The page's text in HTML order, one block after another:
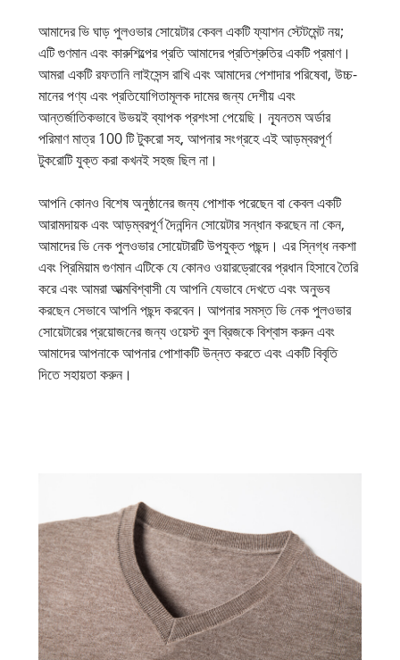
আমাদের ভি ঘাড় পুলওভার সোয়েটার কেবল একটি ফ্যাশন স্টেটমেন্ট নয়;
এটি গুণমান এবং কারুশিল্পের প্রতি আমাদের প্রতিশ্রুতির একটি প্রমাণ।
আমরা একটি রফতানি লাইসেন্স রাখি এবং আমাদের পেশাদার পরিষেবা, উচ্চ-
মানের পণ্য এবং প্রতিযোগিতামূলক দামের জন্য দেশীয় এবং
আন্তর্জাতিকভাবে উভয়ই ব্যাপক প্রশংসা পেয়েছি। ন্যূনতম অর্ডার
পরিমাণ মাত্র 100 টি টুকরো সহ, আপনার সংগ্রহে এই আড়ম্বরপূর্ণ
টুকরোটি যুক্ত করা কখনই সহজ ছিল না।
আপনি কোনও বিশেষ অনুষ্ঠানের জন্য পোশাক পরেছেন বা কেবল একটি
আরামদায়ক এবং আড়ম্বরপূর্ণ দৈনন্দিন সোয়েটার সন্ধান করছেন না কেন,
আমাদের ভি নেক পুলওভার সোয়েটারটি উপযুক্ত পছন্দ। এর স্নিগ্ধ নকশা
এবং প্রিমিয়াম গুণমান এটিকে যে কোনও ওয়ারড্রোবের প্রধান হিসাবে তৈরি
করে এবং আমরা আত্মবিশ্বাসী যে আপনি যেভাবে দেখতে এবং অনুভব
করছেন সেভাবে আপনি পছন্দ করবেন। আপনার সমস্ত ভি নেক পুলওভার
সোয়েটারের প্রয়োজনের জন্য ওয়েস্ট বুল ব্রিজকে বিশ্বাস করুন এবং
আমাদের আপনাকে আপনার পোশাকটি উন্নত করতে এবং একটি বিবৃতি
দিতে সহায়তা করুন।